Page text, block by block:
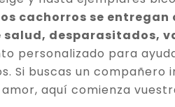
cachorros se entregan
desparasitados,
personalizado para
Si buscas un compañero
aquí comienza